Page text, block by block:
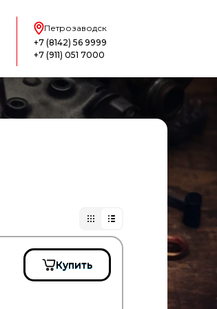
Петрозаводск
+7 (8142) 56 9999
+7 (911) 051 7000
Купить